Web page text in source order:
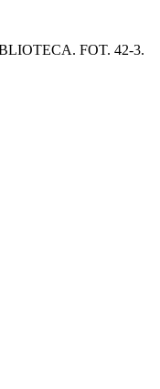
FOT. 42-3.